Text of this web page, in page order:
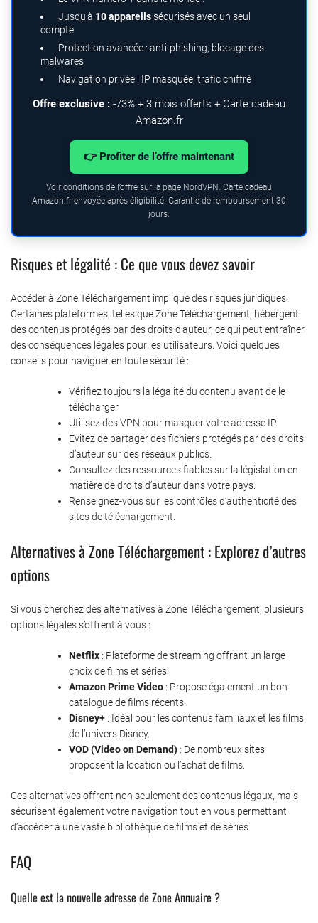
Jusqu’à 10 appareilssécurisés avec un seul
compte
Protection avancée : anti-phishing, blocage des
malwares
Navigation privée : IP masquée, trafic chiffré
Offre exclusive : -73% + 3 mois offerts + Carte cadeau
Amazon.fr
👉 Profiter de l’offre maintenant
Voir conditions de l’offre sur la page NordVPN. Carte cadeau
Amazon.fr envoyée après éligibilité. Garantie de remboursement 30
jours.
Risques et légalité : Ce que vous devez savoir
Accéder à Zone Téléchargement implique des risques juridiques.
Certaines plateformes, telles que Zone Téléchargement, hébergent
des contenus protégés par des droits d’auteur, ce qui peut entraîner
des conséquences légales pour les utilisateurs. Voici quelques
conseils pour naviguer en toute sécurité :
Vérifiez toujours la légalité du contenu avant de le
télécharger.
Utilisez des VPN pour masquer votre adresse IP.
Évitez de partager des fichiers protégés par des droits
d’auteur sur des réseaux publics.
Consultez des ressources fiables sur la législation en
matière de droits d’auteur dans votre pays.
Renseignez-vous sur les contrôles d’authenticité des
sites de téléchargement.
Alternatives à Zone Téléchargement : Explorez d’autres
options
Si vous cherchez des alternatives à Zone Téléchargement, plusieurs
options légales s’offrent à vous :
Netflix : Plateforme de streaming offrant un large
choix de films et séries.
Amazon Prime Video : Propose également un bon
catalogue de films récents.
Disney+ : Idéal pour les contenus familiaux et les films
de l’univers Disney.
VOD (Video on Demand) : De nombreux sites
proposent la location ou l’achat de films.
Ces alternatives offrent non seulement des contenus légaux, mais
sécurisent également votre navigation tout en vous permettant
d’accéder à une vaste bibliothèque de films et de séries.
FAQ
Quelle est la nouvelle adresse de Zone Annuaire ?